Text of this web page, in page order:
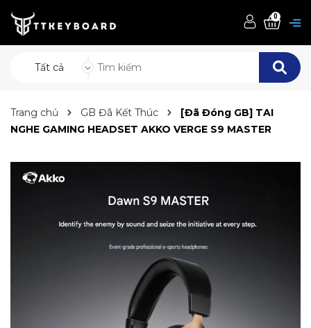
Tất cả
0
Trang chủ GB Đã Kết Thúc
[Đã Đóng GB] TAI
NGHE GAMING HEADSET AKKO VERGE S9 MASTER